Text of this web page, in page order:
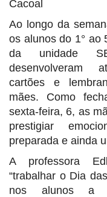
Cacoal
Ao longo da
os alunos do 1° ao
da unidade
desenvolveram
cartões e
mães. Como
sexta-feira, 6, as
prestigiar
preparada e ainda
A professora
“trabalhar o Dia
nos alunos a